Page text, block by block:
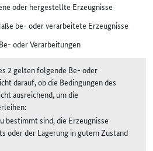
oder hergestellte Erzeugnisse
be- oder verarbeitete Erzeugnisse
oder Verarbeitungen
2 gelten folgende Be- oder
darauf, ob die Bedingungen des
ausreichend, um die
bestimmt sind, die Erzeugnisse
oder der Lagerung in gutem Zustand